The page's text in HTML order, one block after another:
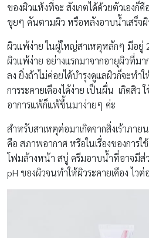
ของผิวแห้งที่จะ สังเกตได้ด้วยตัวเองก็
ขุยๆ คันตามผิว หรือหลังอาบน้ำเสร็จ
ผิวแพ้ง่าย ในผู้ใหญ่สาเหตุหลักๆ มีอยู่
ผิวแพ้ง่าย อย่างแรกมาจากอายุผิวที่ม
ลง ยิ่งถ้าไม่ค่อยได้บำรุงดูแลผิวก็จะทำ
การระคายเคืองได้ง่าย เป็นผื่น เกิดสิว
อาการแพ้ก็แพ้ขึ้นมาง่ายๆ ค่ะ
สำหรับสาเหตุต่อมาเกิดจากสิ่งเร้าภ
คือ สภาพอากาศ หรือในเรื่องของการ
โฟมล้างหน้า สบู่ ครีมอาบน้ำที่อาจมีส่
pH ของผิวจนทำให้ผิวระคายเคือง ไวต่